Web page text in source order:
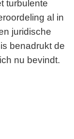
turbulente
al in
juridische
benadrukt de
nu bevindt.